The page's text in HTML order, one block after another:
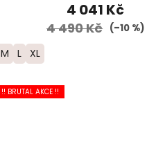
4 041 Kč
4 490 Kč (–10 %)
M L XL
!! BRUTAL AKCE !!